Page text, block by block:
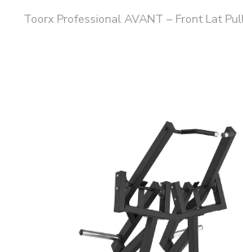
Toorx Professional AVANT – Front Lat